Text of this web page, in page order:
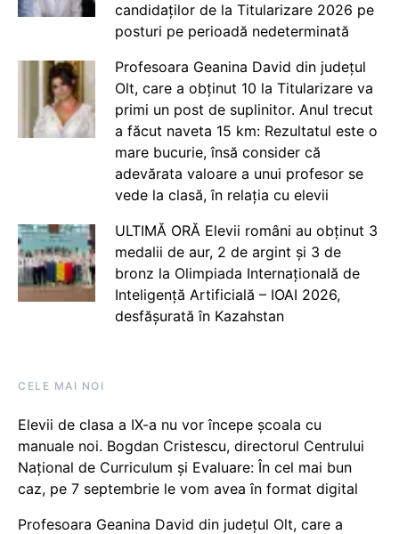
candidaților de la Titularizare 2026 pe
posturi pe perioadă nedeterminată
Profesoara Geanina David din județul
Olt, care a obținut 10 la Titularizare va
primi un post de suplinitor. Anul trecut
a făcut naveta 15 km: Rezultatul este o
mare bucurie, însă consider că
adevărata valoare a unui profesor se
vede la clasă, în relația cu elevii
ULTIMĂ ORĂ Elevii români au obținut 3
medalii de aur, 2 de argint și 3 de
bronz la Olimpiada Internațională de
Inteligență Artificială – IOAI 2026,
desfășurată în Kazahstan
CELE MAI NOI
Elevii de clasa a IX-a nu vor începe școala cu
manuale noi. Bogdan Cristescu, directorul Centrului
Național de Curriculum și Evaluare: În cel mai bun
caz, pe 7 septembrie le vom avea în format digital
Profesoara Geanina David din județul Olt, care a